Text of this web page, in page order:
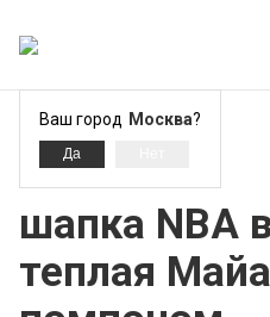
Ваш город Москва?
Майами Хит - Miami Heat
шапка NBA
теплая